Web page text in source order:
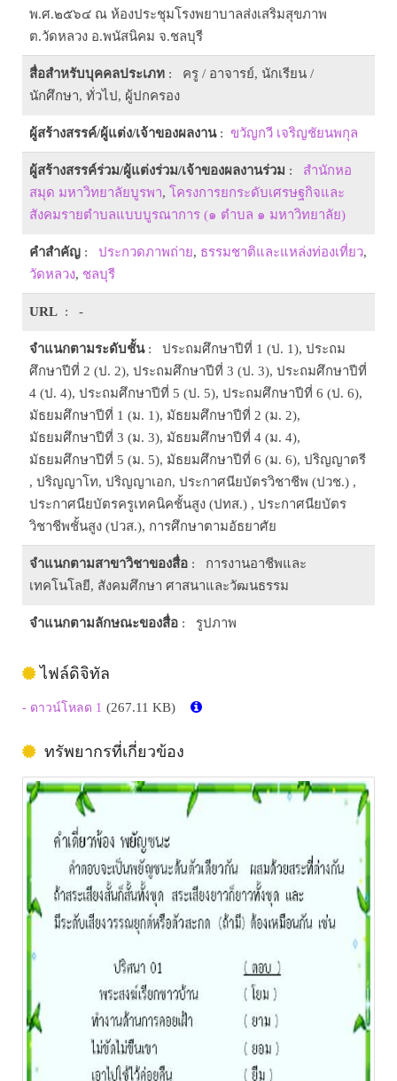
พ.ศ.๒๕๖๔ ณ ห้องประชุมโรงพยาบาลส่งเสริมสุขภาพ
ต.วัดหลวง อ.พนัสนิคม จ.ชลบุรี
สื่อสำหรับบุคคลประเภท : ครู / อาจารย์, นักเรียน /
นักศึกษา, ทั่วไป, ผู้ปกครอง
ผู้สร้างสรรค์/ผู้แต่ง/เจ้าของผลงาน: ขวัญกวี เจริญชัยนพกุล
ผู้สร้างสรรค์ร่วม/ผู้แต่งร่วม/เจ้าของผลงานร่วม : สำนักหอ
สมุด มหาวิทยาลัยบูรพา, โครงการยกระดับเศรษฐกิจและ
สังคมรายตำบลแบบบูรณาการ (๑ ตำบล ๑ มหาวิทยาลัย)
คำสำคัญ : ประกวดภาพถ่าย, ธรรมชาติและแหล่งท่องเที่ยว,
วัดหลวง, ชลบุรี
URL : -
จำแนกตามระดับชั้น: ประถมศึกษาปีที่ 1 (ป. 1), ประถม
ศึกษาปีที่ 2 (ป. 2), ประถมศึกษาปีที่ 3 (ป. 3), ประถมศึกษาปีที่
4 (ป. 4), ประถมศึกษาปีที่ 5 (ป. 5), ประถมศึกษาปีที่ 6 (ป. 6),
มัธยมศึกษาปีที่ 1 (ม. 1), มัธยมศึกษาปีที่ 2 (ม. 2),
มัธยมศึกษาปีที่ 3 (ม. 3), มัธยมศึกษาปีที่ 4 (ม. 4),
มัธยมศึกษาปีที่ 5 (ม. 5), มัธยมศึกษาปีที่ 6 (ม. 6), ปริญญาตรี
, ปริญญาโท, ปริญญาเอก, ประกาศนียบัตรวิชาชีพ (ปวช.) ,
ประกาศนียบัตรครูเทคนิคชั้นสูง (ปทส.) , ประกาศนียบัตร
วิชาชีพชั้นสูง (ปวส.), การศึกษาตามอัธยาศัย
จำแนกตามสาขาวิชาของสื่อ : การงานอาชีพและ
เทคโนโลยี, สังคมศึกษา ศาสนาและวัฒนธรรม
จำแนกตามลักษณะของสื่อ : รูปภาพ
ไฟล์ดิจิทัล
- ดาวน์โหลด 1 (267.11 KB)
ทรัพยากรที่เกี่ยวข้อง